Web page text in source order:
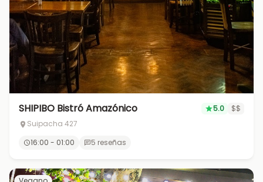
SHIPIBO Bistró Amazónico 5.0
$$
Suipacha 427
16:00 - 01:00
5 reseñas